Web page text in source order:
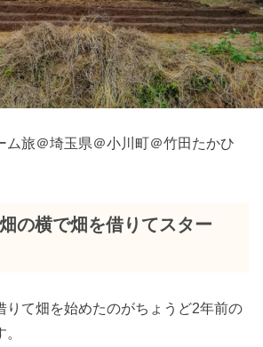
ム旅＠埼玉県＠小川町＠竹田たかひ
の横で畑を借りてスター
りて畑を始めたのがちょうど2年前の